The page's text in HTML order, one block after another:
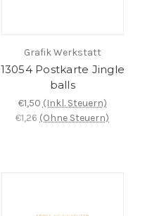
Grafik Werkstatt
13054 Postkarte Jingle
balls
€1,50 (Inkl. Steuern)
€1,26 (Ohne Steuern)